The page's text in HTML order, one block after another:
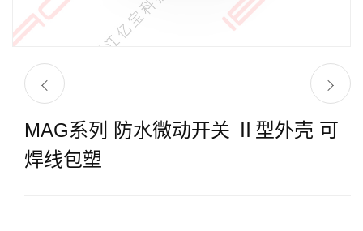
MAG系列 防水微动开关 Ⅱ型外壳 可
焊线包塑